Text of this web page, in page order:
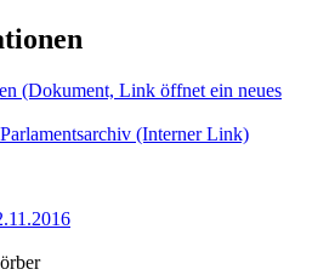
(Dokument, Link öffnet ein neues
(Interner Link)